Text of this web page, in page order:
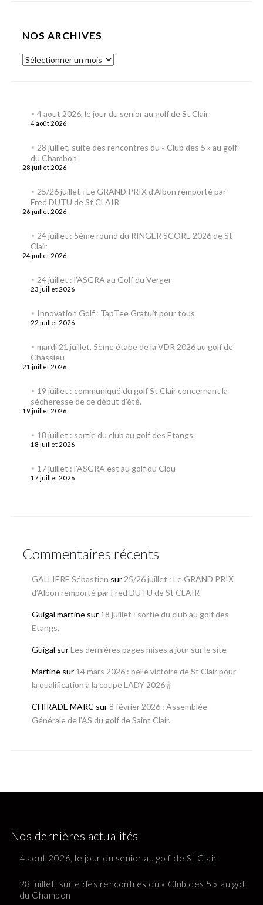
NOS ARCHIVES
4 aout 2026, le jour du senior au golf de St Clair
4 août 2026
28 juillet, suite des rencontres du « Club des 5 » au golf
du Chambon
28 juillet 2026
25/26 juillet : Le GRAND PRIX d’Albon remporté par
Fred DUTU de St CLAIR
26 juillet 2026
24 juillet : 5ème round du RINGER SCORE 2026 de St
Clair
24 juillet 2026
24 juillet : l’ASGRA au Golf du Verger
23 juillet 2026
Innovation Golf : TapTee Gratuit pour tous
22 juillet 2026
mardi 21 juillet, 5ème étape de la VDR 2026 au golf de
Chassieu
21 juillet 2026
19 juillet : communiqué du golf St Clair concernant la
sécheresse de ce début d’été.
19 juillet 2026
18 juillet : sortie du club au golf des Etangs.
18 juillet 2026
17 juillet : l’ASGRA est au golf du Clou
17 juillet 2026
Commentaires récents
GALLIERE Sébastien sur 25/26 juillet : Le GRAND PRIX
d’Albon remporté par Fred DUTU de St CLAIR
Guigal martinesur 18 juillet : sortie du club au golf des
Etangs.
Guigal surLes dernières pages mises à jour sur le site
Martinesur 14 mars 2026 : belle victoire de St Clair pour
la qualification à la coupe LADY 2026 🍾
CHIRADE MARC sur 8 février 2026 : Assemblée
Générale de l’AS du golf de Saint Clair.
Nos dernières actualités
4 aout 2026, le jour du senior au golf de St Clair
28 juillet, suite des rencontres du « Club des 5 » au golf
du Chambon